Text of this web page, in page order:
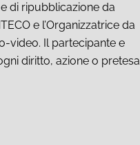
di ripubblicazione da
e l’Organizzatrice da
video. Il partecipante e
diritto, azione o pretesa